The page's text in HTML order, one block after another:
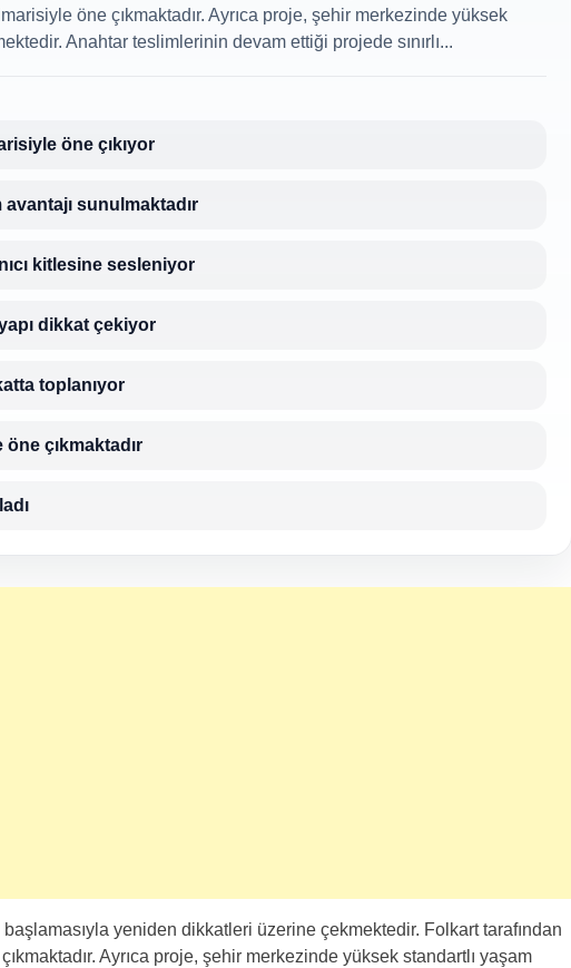
öne çıkmaktadır. Ayrıca proje, şehir merkezinde yüksek
Anahtar teslimlerinin devam ettiği projede sınırlı...
öne çıkıyor
sunulmaktadır
kitlesine sesleniyor
dikkat çekiyor
toplanıyor
öne çıkmaktadır
yeniden dikkatleri üzerine çekmektedir. Folkart tarafından
Ayrıca proje, şehir merkezinde yüksek standartlı yaşam